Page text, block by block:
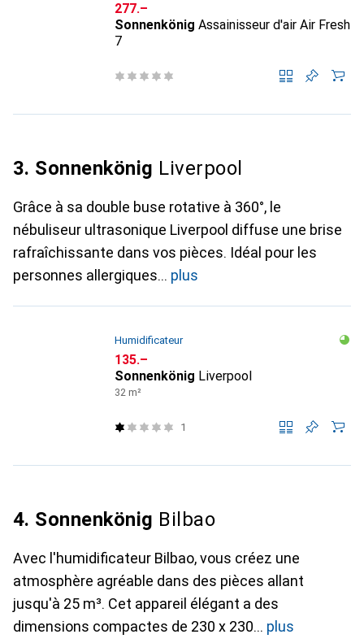
CHF
277.–
Sonnenkönig Assainisseur d'air Air Fresh
7
3. Sonnenkönig Liverpool
Grâce à sa double buse rotative à 360°, le
nébuliseur ultrasonique Liverpool diffuse une brise
rafraîchissante dans vos pièces. Idéal pour les
personnes allergiques
plus
Humidificateur
CHF
135.–
Sonnenkönig Liverpool
32 m²
1
4. Sonnenkönig Bilbao
Avec l'humidificateur Bilbao, vous créez une
atmosphère agréable dans des pièces allant
jusqu'à 25 m³. Cet appareil élégant a des
dimensions compactes de 230 x 230
plus